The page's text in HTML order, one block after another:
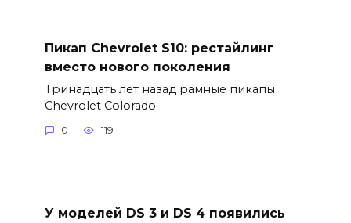
Пикап Chevrolet S10: рестайлинг
вместо нового поколения
Тринадцать лет назад рамные пикапы
Chevrolet Colorado
0 119
У моделей DS 3 и DS 4 появились